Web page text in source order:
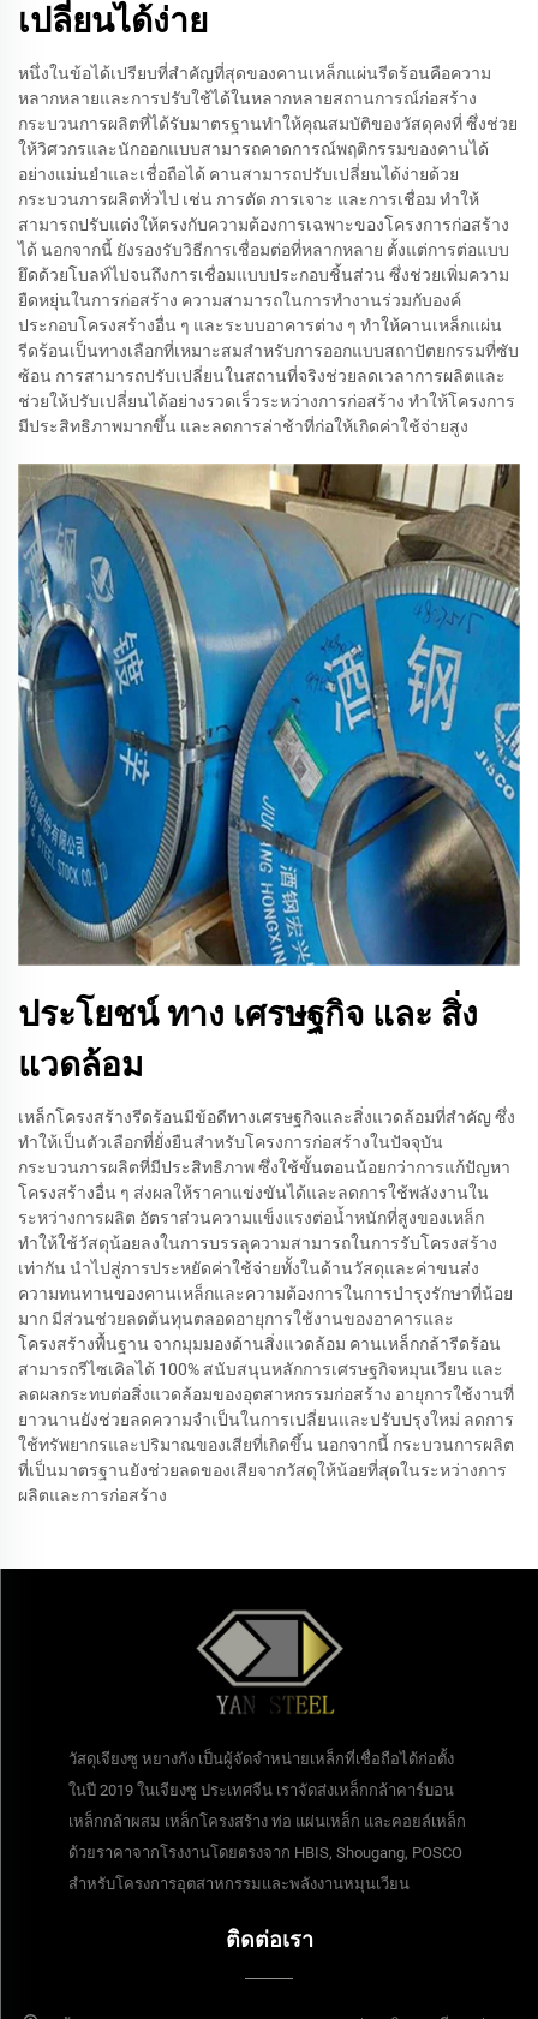
เปลี่ยนได้ง่าย
หนึ่งในข้อได้เปรียบที่สำคัญที่สุดของคานเหล็กแผ่นรีดร้อนคือความ
หลากหลายและการปรับใช้ได้ในหลากหลายสถานการณ์ก่อสร้าง
กระบวนการผลิตที่ได้รับมาตรฐานทำให้คุณสมบัติของวัสดุคงที่ ซึ่งช่วย
ให้วิศวกรและนักออกแบบสามารถคาดการณ์พฤติกรรมของคานได้
อย่างแม่นยำและเชื่อถือได้ คานสามารถปรับเปลี่ยนได้ง่ายด้วย
กระบวนการผลิตทั่วไป เช่น การตัด การเจาะ และการเชื่อม ทำให้
สามารถปรับแต่งให้ตรงกับความต้องการเฉพาะของโครงการก่อสร้าง
ได้ นอกจากนี้ ยังรองรับวิธีการเชื่อมต่อที่หลากหลาย ตั้งแต่การต่อแบบ
ยึดด้วยโบลท์ไปจนถึงการเชื่อมแบบประกอบชิ้นส่วน ซึ่งช่วยเพิ่มความ
ยืดหยุ่นในการก่อสร้าง ความสามารถในการทำงานร่วมกับองค์
ประกอบโครงสร้างอื่น ๆ และระบบอาคารต่าง ๆ ทำให้คานเหล็กแผ่น
รีดร้อนเป็นทางเลือกที่เหมาะสมสำหรับการออกแบบสถาปัตยกรรมที่ซับ
ซ้อน การสามารถปรับเปลี่ยนในสถานที่จริงช่วยลดเวลาการผลิตและ
ช่วยให้ปรับเปลี่ยนได้อย่างรวดเร็วระหว่างการก่อสร้าง ทำให้โครงการ
มีประสิทธิภาพมากขึ้น และลดการล่าช้าที่ก่อให้เกิดค่าใช้จ่ายสูง
ประโยชน์ ทาง เศรษฐกิจ และ สิ่ง
แวดล้อม
เหล็กโครงสร้างรีดร้อนมีข้อดีทางเศรษฐกิจและสิ่งแวดล้อมที่สำคัญ ซึ่ง
ทำให้เป็นตัวเลือกที่ยั่งยืนสำหรับโครงการก่อสร้างในปัจจุบัน
กระบวนการผลิตที่มีประสิทธิภาพ ซึ่งใช้ขั้นตอนน้อยกว่าการแก้ปัญหา
โครงสร้างอื่น ๆ ส่งผลให้ราคาแข่งขันได้และลดการใช้พลังงานใน
ระหว่างการผลิต อัตราส่วนความแข็งแรงต่อน้ำหนักที่สูงของเหล็ก
ทำให้ใช้วัสดุน้อยลงในการบรรลุความสามารถในการรับโครงสร้าง
เท่ากัน นำไปสู่การประหยัดค่าใช้จ่ายทั้งในด้านวัสดุและค่าขนส่ง
ความทนทานของคานเหล็กและความต้องการในการบำรุงรักษาที่น้อย
มาก มีส่วนช่วยลดต้นทุนตลอดอายุการใช้งานของอาคารและ
โครงสร้างพื้นฐาน จากมุมมองด้านสิ่งแวดล้อม คานเหล็กกล้ารีดร้อน
สามารถรีไซเคิลได้ 100% สนับสนุนหลักการเศรษฐกิจหมุนเวียน และ
ลดผลกระทบต่อสิ่งแวดล้อมของอุตสาหกรรมก่อสร้าง อายุการใช้งานที่
ยาวนานยังช่วยลดความจำเป็นในการเปลี่ยนและปรับปรุงใหม่ ลดการ
ใช้ทรัพยากรและปริมาณของเสียที่เกิดขึ้น นอกจากนี้ กระบวนการผลิต
ที่เป็นมาตรฐานยังช่วยลดของเสียจากวัสดุให้น้อยที่สุดในระหว่างการ
ผลิตและการก่อสร้าง
วัสดุเจียงซู หยางกัง เป็นผู้จัดจำหน่ายเหล็กที่เชื่อถือได้ก่อตั้ง
ในปี 2019 ในเจียงซู ประเทศจีน เราจัดส่งเหล็กกล้าคาร์บอน
เหล็กกล้าผสม เหล็กโครงสร้าง ท่อ แผ่นเหล็ก และคอยล์เหล็ก
ด้วยราคาจากโรงงานโดยตรงจาก HBIS, Shougang, POSCO
สำหรับโครงการอุตสาหกรรมและพลังงานหมุนเวียน
ติดต่อเรา